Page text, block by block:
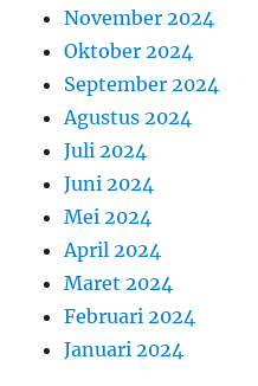
November 2024
Oktober 2024
September 2024
Agustus 2024
Juli 2024
Juni 2024
Mei 2024
April 2024
Maret 2024
Februari 2024
Januari 2024